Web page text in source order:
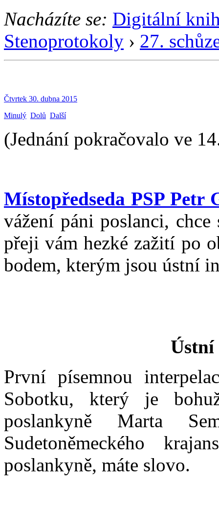
Nacházíte se: Digitální
Stenoprotokoly › 27.
Čtvrtek 30. dubna 2015
Minulý Dolů Další
(Jednání pokračovalo ve
Místopředseda PSP Petr
vážení páni poslanci,
přeji vám hezké zažití po
bodem, kterým jsou ústní
Ústní
První písemnou
Sobotku, který je
poslankyně Marta
Sudetoněmeckého
poslankyně, máte slovo.